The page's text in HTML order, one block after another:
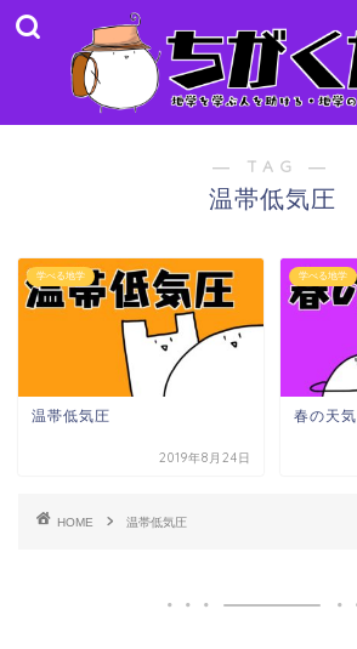
― TAG ―
温帯低気圧
学べる地学
温帯低気圧
2019年8月24日
学べる地学
春の天気
HOME 温帯低気圧